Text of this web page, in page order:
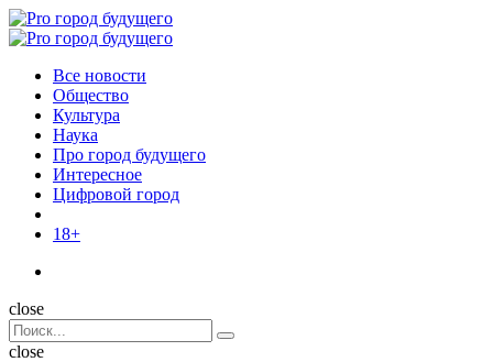
Menu
Поиск
Menu
Pro
Все новости
Общество
Культура
Наука
Про город будущего
Интересное
Цифровой город
18+
Поиск
close
Search
for:
Поиск
close